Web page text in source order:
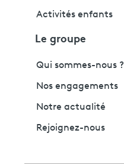
Activités enfants
Le groupe
Qui sommes-nous ?
Nos engagements
Notre actualité
Rejoignez-nous